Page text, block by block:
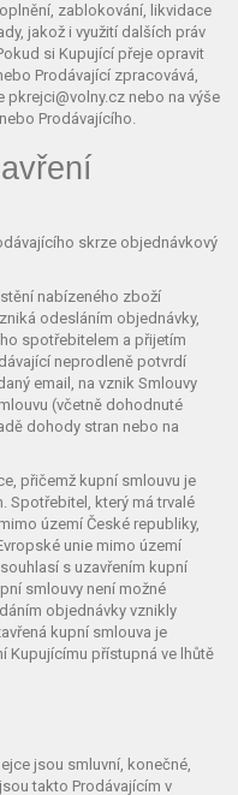
zablokování, likvidace
jakož i využití dalších práv
si Kupující přeje opravit
Prodávající zpracovává,
pkrejci@volny.cz nebo na výše
Prodávajícího.
skrze objednávkový
nabízeného zboží
odesláním objednávky,
spotřebitelem a přijetím
neprodleně potvrdí
email, na vznik Smlouvy
(včetně dohodnuté
dohody stran nebo na
přičemž kupní smlouvu je
Spotřebitel, který má trvalé
území České republiky,
unie mimo území
s uzavřením kupní
smlouvy není možné
objednávky vznikly
kupní smlouva je
Kupujícímu přístupná ve lhůtě
jsou smluvní, konečné,
takto Prodávajícím v